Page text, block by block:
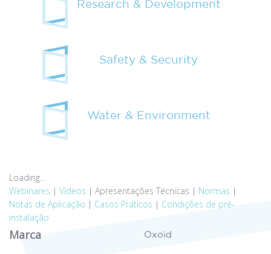
Research & Development
Safety & Security
Water & Environment
Loading...
Webinares | Vídeos | Apresentações Técnicas | Normas |
Notas de Aplicação | Casos Práticos | Condições de pré-
instalação
Marca Oxoid